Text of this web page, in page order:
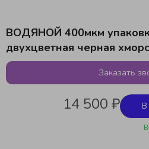
ВОДЯНОЙ 400мкм
двухцветная черная
Заказать
14 500 ₽ В